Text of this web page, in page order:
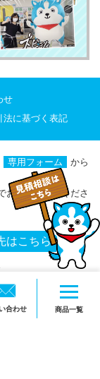
合わせ
メ
ニ
商品一覧
せ
法に基づく表記
専用フォーム
から
お問い合わせくださ
はこちら